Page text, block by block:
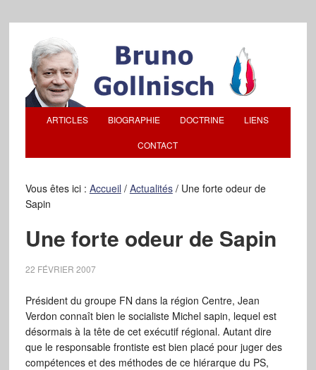
ARTICLES BIOGRAPHIE DOCTRINE LIENS
CONTACT
Vous êtes ici : Accueil / Actualités /Une forte odeur de
Sapin
Une forte odeur de Sapin
22 FÉVRIER 2007
Président du groupe FN dans la région Centre, Jean
Verdon connaît bien le socialiste Michel sapin, lequel est
désormais à la tête de cet exécutif régional. Autant dire
que le responsable frontiste est bien placé pour juger des
compétences et des méthodes de ce hiérarque du PS,